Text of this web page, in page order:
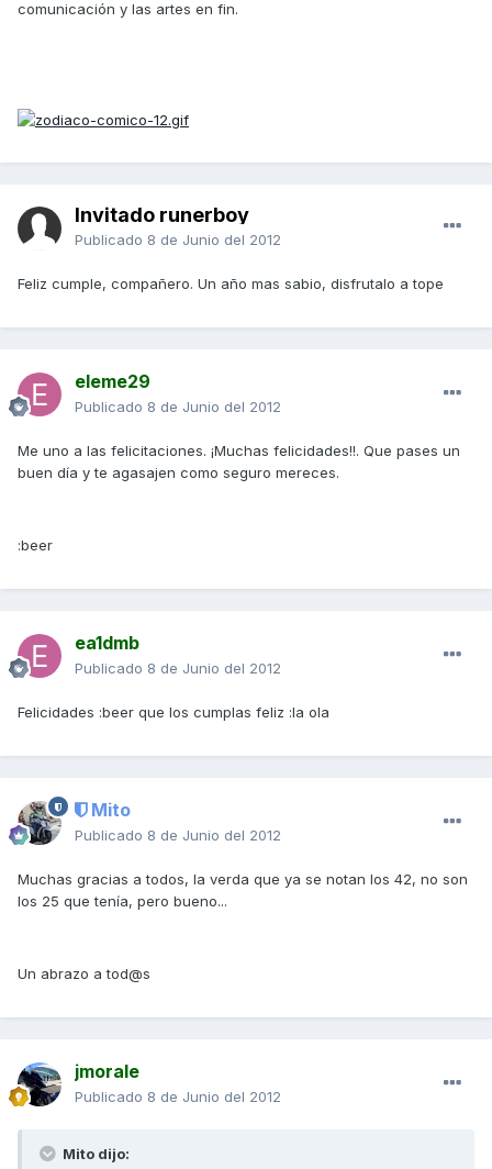
comunicación y las artes en fin.
Invitado runerboy
Publicado 8 de Junio del 2012
Feliz cumple, compañero. Un año mas sabio, disfrutalo a tope
eleme29
Publicado 8 de Junio del 2012
Me uno a las felicitaciones. ¡Muchas felicidades!!. Que pases un
buen día y te agasajen como seguro mereces.
:beer
ea1dmb
Publicado 8 de Junio del 2012
Felicidades :beer que los cumplas feliz :la ola
Mito
Publicado 8 de Junio del 2012
Muchas gracias a todos, la verda que ya se notan los 42, no son
los 25 que tenía, pero bueno...
Un abrazo a tod@s
jmorale
Publicado 8 de Junio del 2012
Mito dijo: